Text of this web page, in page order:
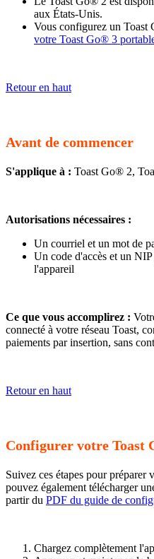
aux États-Unis.
Vous configurez un
votre Toast Go® 3
Retour en haut
Avant de commencer
S'applique à : Toast Go® 2,
Autorisations nécessaires :
Un courriel et un mot de
Un code d'accès et un
l'appareil
Ce que vous accomplirez :
connecté à votre réseau Toast,
paiements par insertion, sans
Retour en haut
Configurer votre Toast
Suivez ces étapes pour préparer
pouvez également télécharger
partir du PDF du guide de
Chargez complètement